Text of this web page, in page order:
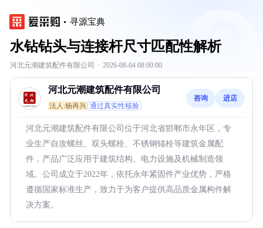
寻源宝典
水钻钻头与连接杆尺寸匹配性解析
河北元潮建筑配件有限公司 · 2026-08-04 08:00:00
河北元潮建筑配件有限公司
法人:杨再兴 通过真实性核验
咨询 进店
河北元潮建筑配件有限公司位于河北省邯郸市永年区，专
业生产自攻螺丝、双头螺栓、不锈钢锚栓等建筑金属配
件，产品广泛应用于建筑结构、电力设施及机械制造领
域。公司成立于2022年，依托永年紧固件产业优势，严格
遵循国家标准生产，致力于为客户提供高品质金属构件解
决方案。